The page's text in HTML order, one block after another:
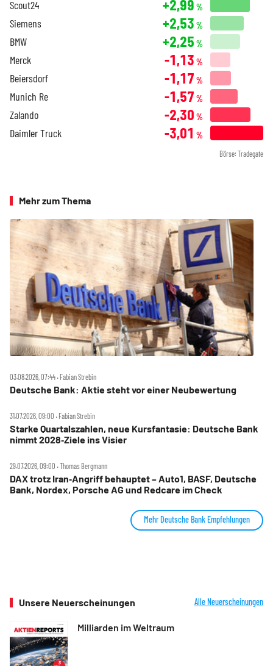
Scout24 +2,99 %
Siemens +2,53 %
BMW +2,25 %
Merck -1,13 %
Beiersdorf -1,17 %
Munich Re -1,57 %
Zalando -2,30 %
Daimler Truck -3,01 %
Börse: Tradegate
Mehr zum Thema
03.08.2026, 07:44 ‧ Fabian Strebin
Deutsche Bank: Aktie steht vor einer Neubewertung
31.07.2026, 09:00 ‧ Fabian Strebin
Starke Quartalszahlen, neue Kursfantasie: Deutsche Bank
nimmt 2028‑Ziele ins Visier
29.07.2026, 09:00 ‧ Thomas Bergmann
DAX trotz Iran‑Angriff behauptet – Auto1, BASF, Deutsche
Bank, Nordex, Porsche AG und Redcare im Check
Mehr Deutsche Bank Empfehlungen
Unsere Neuerscheinungen Alle Neuerscheinungen
Milliarden im Weltraum